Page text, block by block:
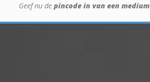
Geef nu de pincode in van een medium